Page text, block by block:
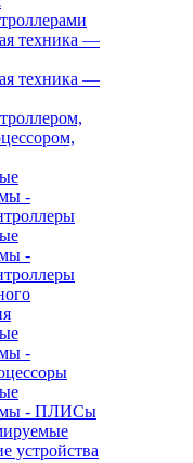
техника —
техника —
-
-
-
- ПЛИСы
устройства